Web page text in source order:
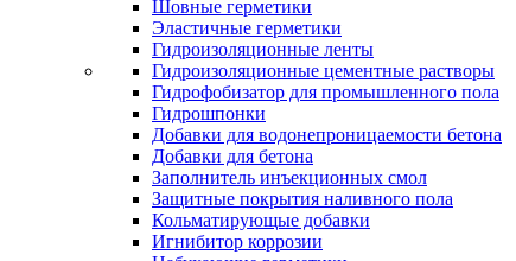
Шовные герметики
Эластичные герметики
Гидроизоляционные ленты
Гидроизоляционные цементные растворы
Гидрофобизатор для промышленного пола
Гидрошпонки
Добавки для водонепроницаемости бетона
Добавки для бетона
Заполнитель инъекционных смол
Защитные покрытия наливного пола
Кольматирующые добавки
Игнибитор коррозии